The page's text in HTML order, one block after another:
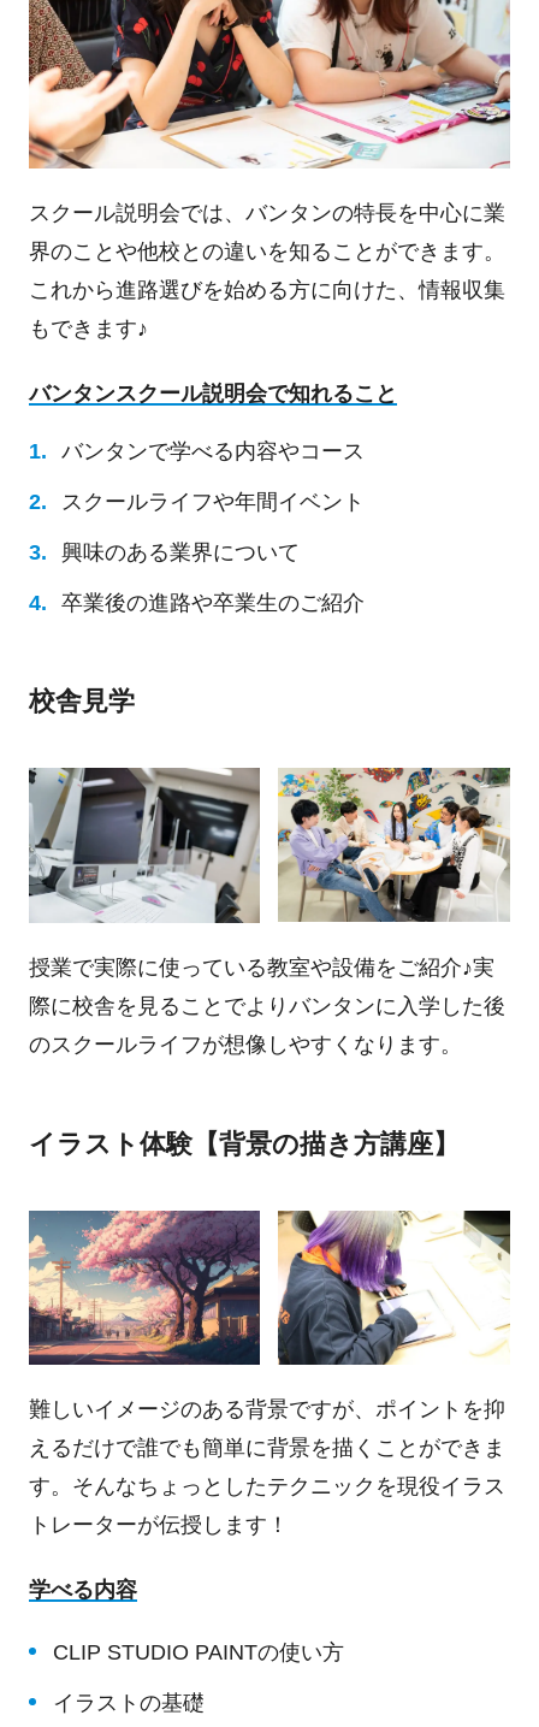
スクール説明会では、バンタンの特長を中心に業
界のことや他校との違いを知ることができます。
これから進路選びを始める方に向けた、情報収集
もできます♪
バンタンスクール説明会で知れること
バンタンで学べる内容やコース
スクールライフや年間イベント
興味のある業界について
卒業後の進路や卒業生のご紹介
校舎見学
授業で実際に使っている教室や設備をご紹介♪実
際に校舎を見ることでよりバンタンに入学した後
のスクールライフが想像しやすくなります。
イラスト体験【背景の描き方講座】
難しいイメージのある背景ですが、ポイントを抑
えるだけで誰でも簡単に背景を描くことができま
す。そんなちょっとしたテクニックを現役イラス
トレーターが伝授します！
学べる内容
CLIP STUDIO PAINTの使い方
イラストの基礎